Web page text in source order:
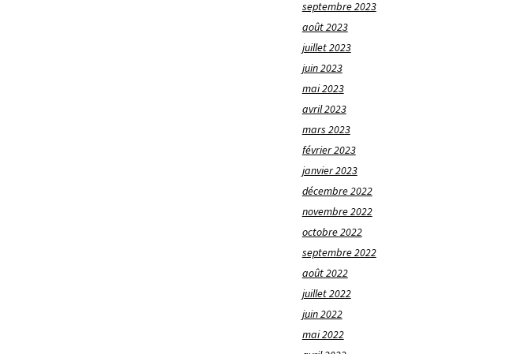
septembre 2023
août 2023
juillet 2023
juin 2023
mai 2023
avril 2023
mars 2023
février 2023
janvier 2023
décembre 2022
novembre 2022
octobre 2022
septembre 2022
août 2022
juillet 2022
juin 2022
mai 2022